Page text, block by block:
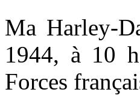
Ma Harley-
1944, à 10
Forces